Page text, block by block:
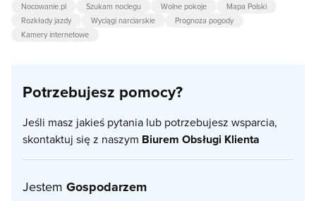
Nocowanie.pl Szukam noclegu Wolne pokoje
Mapa Polski
Rozkłady jazdy
Wyciągi narciarskie
Prognoza pogody
Kamery internetowe
Potrzebujesz pomocy?
Jeśli masz jakieś pytania lub potrzebujesz wsparcia,
skontaktuj się z naszym Biurem Obsługi Klienta
Jestem Gospodarzem